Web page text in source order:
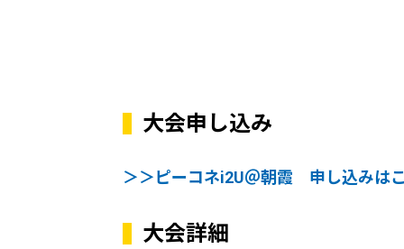
大会申し込み
＞＞ピーコネi2U＠朝霞 申し込みは
大会詳細